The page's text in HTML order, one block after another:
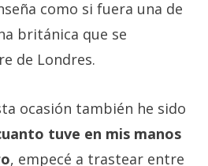
como si fuera una de
británica que se
de Londres.
ocasión también he sido
tuve en mis manos
, empecé a trastear entre